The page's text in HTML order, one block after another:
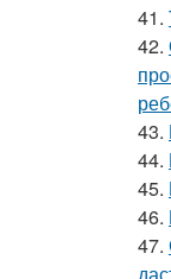
41.
42.
43.
44.
45.
46.
47.